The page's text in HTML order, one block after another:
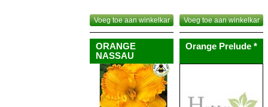
Voeg toe aan winkelkar Voeg toe aan winkelkar
ORANGE
NASSAU
Orange Prelude *